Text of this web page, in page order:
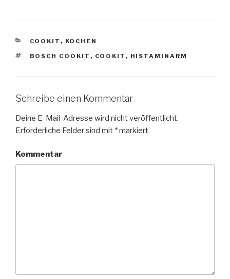
KATEGORIEN
COOKIT , KOCHEN
SCHLAGWÖRTER
BOSCH COOKIT , COOKIT , HISTAMINARM
Schreibe einen Kommentar
Deine E-Mail-Adresse wird nicht veröffentlicht.
Erforderliche Felder sind mit *markiert
Kommentar